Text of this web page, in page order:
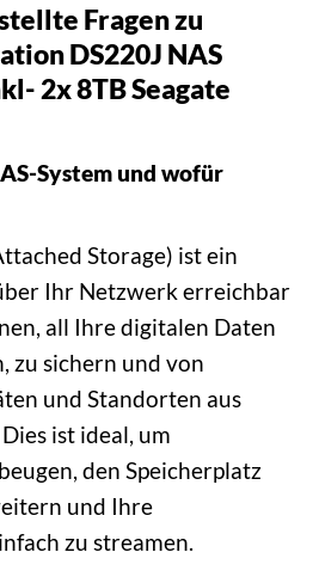
Fragen zu
DS220J NAS
2x 8TB Seagate
System und wofür
Storage) ist ein
Ihr Netzwerk erreichbar
all Ihre digitalen Daten
zu sichern und von
und Standorten aus
ist ideal, um
den Speicherplatz
und Ihre
zu streamen.